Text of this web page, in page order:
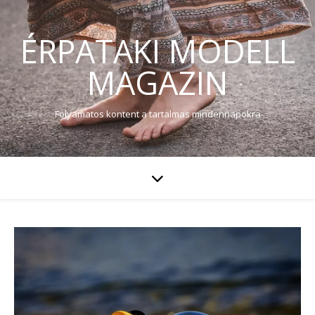
ÉRPATAKI MODELL
MAGAZIN
Folyamatos kontent a tartalmas mindennapokra